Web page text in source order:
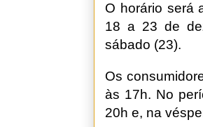
O horário será
18 a 23 de
sábado (23).
Os
às 17h. No
20h e, na